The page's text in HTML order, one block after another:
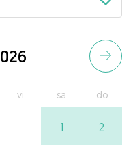
vi sa do
1 2